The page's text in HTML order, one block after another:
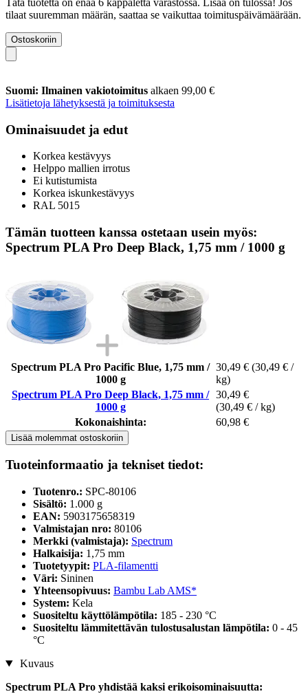
tilaat suuremman määrän, saattaa se vaikuttaa toimituspäivämäärään.
Ostoskoriin
Suomi: Ilmainen vakiotoimitus alkaen 99,00 €
Lisätietoja lähetyksestä ja toimituksesta
Ominaisuudet ja edut
Korkea kestävyys
Helppo mallien irrotus
Ei kutistumista
Korkea iskunkestävyys
RAL 5015
Tämän tuotteen kanssa ostetaan usein myös:
Spectrum PLA Pro Deep Black, 1,75 mm / 1000 g
Spectrum PLA Pro Pacific Blue, 1,75 mm /
1000 g
30,49 € (30,49 € /
kg)
Spectrum PLA Pro Deep Black, 1,75 mm /
1000 g
30,49 €
(30,49 € / kg)
Kokonaishinta:
60,98 €
Lisää molemmat ostoskoriin
Tuoteinformaatio ja tekniset tiedot:
Tuotenro.: SPC-80106
Sisältö: 1.000 g
EAN: 5903175658319
Valmistajan nro: 80106
Merkki (valmistaja): Spectrum
Halkaisija: 1,75 mm
Tuotetyypit: PLA-filamentti
Väri: Sininen
Yhteensopivuus: Bambu Lab AMS*
System: Kela
Suositeltu käyttölämpötila: 185 - 230 °C
Suositeltu lämmitettävän tulostusalustan lämpötila: 0 - 45
°C
Kuvaus
Spectrum PLA Pro yhdistää kaksi erikoisominaisuutta: